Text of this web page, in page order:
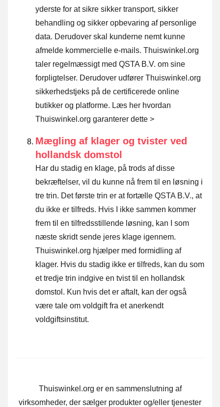
yderste for at sikre sikker transport, sikker
behandling og sikker opbevaring af personlige
data. Derudover skal kunderne nemt kunne
afmelde kommercielle e-mails. Thuiswinkel.org
taler regelmæssigt med QSTA B.V. om sine
forpligtelser. Derudover udfører Thuiswinkel.org
sikkerhedstjeks på de certificerede online
butikker og platforme. Læs her hvordan
Thuiswinkel.org garanterer dette >
Mægling af klager og tvister ved
hollandsk domstol
Har du stadig en klage, på trods af disse
bekræftelser, vil du kunne nå frem til en løsning i
tre trin. Det første trin er at fortælle QSTA B.V., at
du ikke er tilfreds. Hvis I ikke sammen kommer
frem til en tilfredsstillende løsning, kan I som
næste skridt sende jeres klage igennem.
Thuiswinkel.org hjælper med formidling af
klager. Hvis du stadig ikke er tilfreds, kan du som
et tredje trin indgive en tvist til en hollandsk
domstol. Kun hvis det er aftalt, kan der også
være tale om voldgift fra et anerkendt
voldgiftsinstitut.
Thuiswinkel.org er en sammenslutning af
virksomheder, der sælger produkter og/eller tjenester